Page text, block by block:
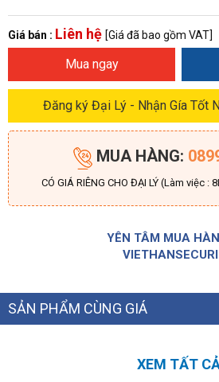
Giá bán : Liên hệ [Giá đã bao gồm VAT]
Mua ngay
Đăng ký Đại Lý - Nhận Gía Tốt
MUA HÀNG:
CÓ GIÁ RIÊNG CHO ĐẠI LÝ (Làm việc :
YÊN TÂM MUA
SẢN PHẨM CÙNG GIÁ
XEM TẤT